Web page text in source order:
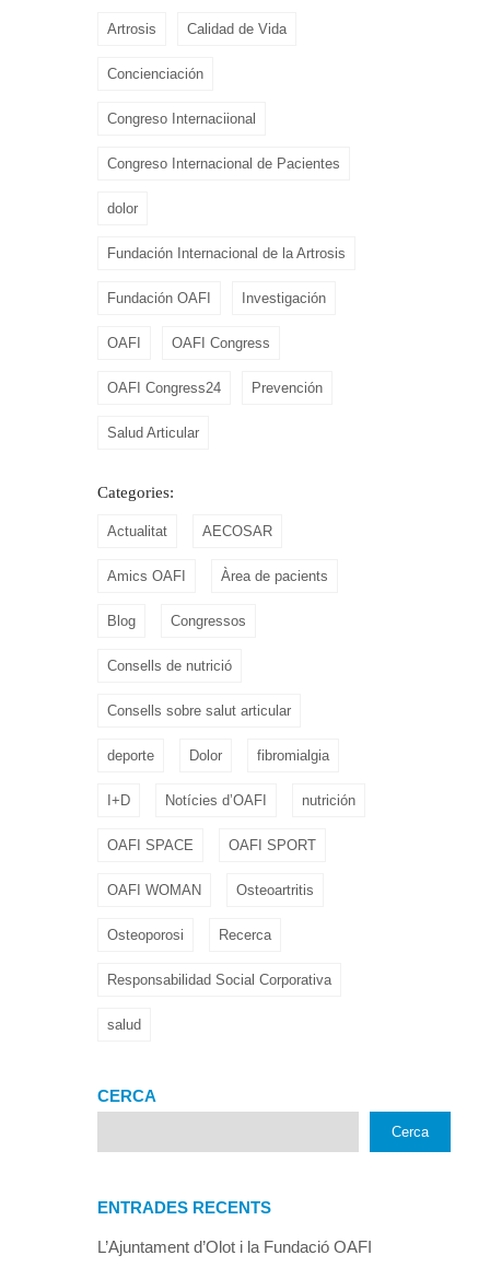
Artrosis Calidad de Vida
Concienciación
Congreso Internaciional
Congreso Internacional de Pacientes
dolor
Fundación Internacional de la Artrosis
Fundación OAFI Investigación
OAFI OAFI Congress
OAFI Congress24 Prevención
Salud Articular
Categories:
Actualitat AECOSAR
Amics OAFI Àrea de pacients
Blog Congressos
Consells de nutrició
Consells sobre salut articular
deporte Dolor fibromialgia
I+D Notícies d’OAFI nutrición
OAFI SPACE OAFI SPORT
OAFI WOMAN Osteoartritis
Osteoporosi Recerca
Responsabilidad Social Corporativa
salud
CERCA
Cerca
ENTRADES RECENTS
L’Ajuntament d’Olot i la Fundació OAFI